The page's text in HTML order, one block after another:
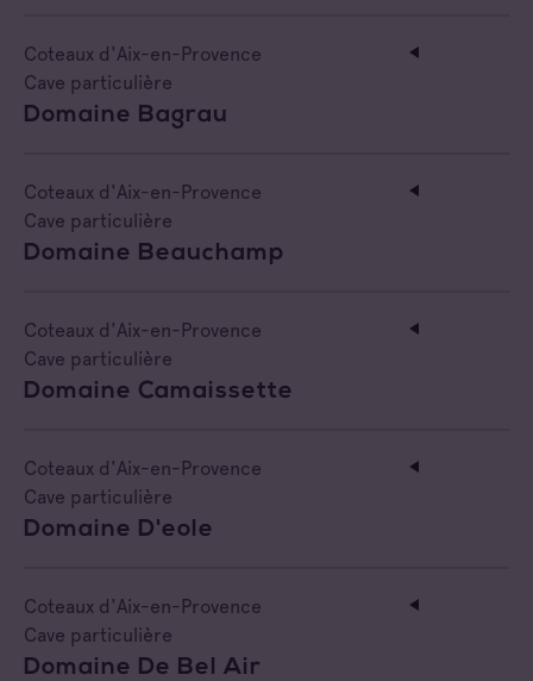
Coteaux d'Aix-en-Provence
Cave particulière
Domaine Bagrau
Coteaux d'Aix-en-Provence
Cave particulière
Domaine Beauchamp
Coteaux d'Aix-en-Provence
Cave particulière
Domaine Camaissette
Coteaux d'Aix-en-Provence
Cave particulière
Domaine D'eole
Coteaux d'Aix-en-Provence
Cave particulière
Domaine De Bel Air